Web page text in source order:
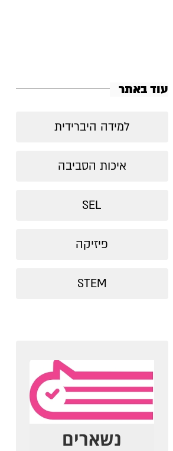
עוד באתר
למידה היברידית
איכות הסביבה
SEL
פיזיקה
STEM